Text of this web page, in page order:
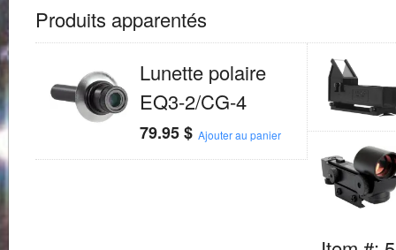
Produits apparentés
Lunette polaire
EQ3-2/CG-4
79.95$ Ajouter au panier